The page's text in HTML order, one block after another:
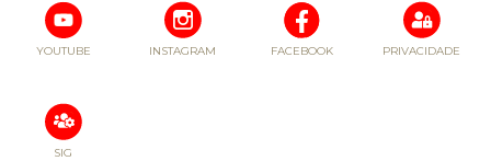
YOUTUBE INSTAGRAM FACEBOOK PRIVACIDADE
SIG